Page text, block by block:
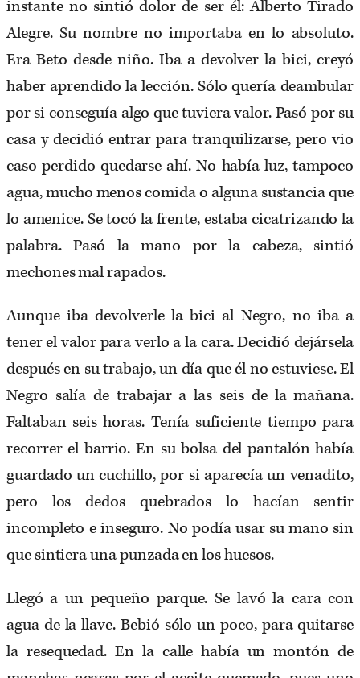
instante no sintió dolor de ser él: Alberto Tirado
Alegre. Su nombre no importaba en lo absoluto.
Era Beto desde niño. Iba a devolver la bici, creyó
haber aprendido la lección. Sólo quería deambular
por si conseguía algo que tuviera valor. Pasó por su
casa y decidió entrar para tranquilizarse, pero vio
caso perdido quedarse ahí. No había luz, tampoco
agua, mucho menos comida o alguna sustancia que
lo amenice. Se tocó la frente, estaba cicatrizando la
palabra. Pasó la mano por la cabeza, sintió
mechones mal rapados.
Aunque iba devolverle la bici al Negro, no iba a
tener el valor para verlo a la cara. Decidió dejársela
después en su trabajo, un día que él no estuviese. El
Negro salía de trabajar a las seis de la mañana.
Faltaban seis horas. Tenía suficiente tiempo para
recorrer el barrio. En su bolsa del pantalón había
guardado un cuchillo, por si aparecía un venadito,
pero los dedos quebrados lo hacían sentir
incompleto e inseguro. No podía usar su mano sin
que sintiera una punzada en los huesos.
Llegó a un pequeño parque. Se lavó la cara con
agua de la llave. Bebió sólo un poco, para quitarse
la resequedad. En la calle había un montón de